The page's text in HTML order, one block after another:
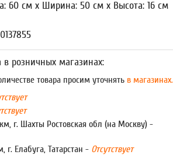
60 см x Ширина: 50 см x Высота: 16 см
в розничных магазинах:
товара просим уточнятьв магазинах.
г. Шахты Ростовская обл (на Москву) -
г. Елабуга, Татарстан - Отсутствует